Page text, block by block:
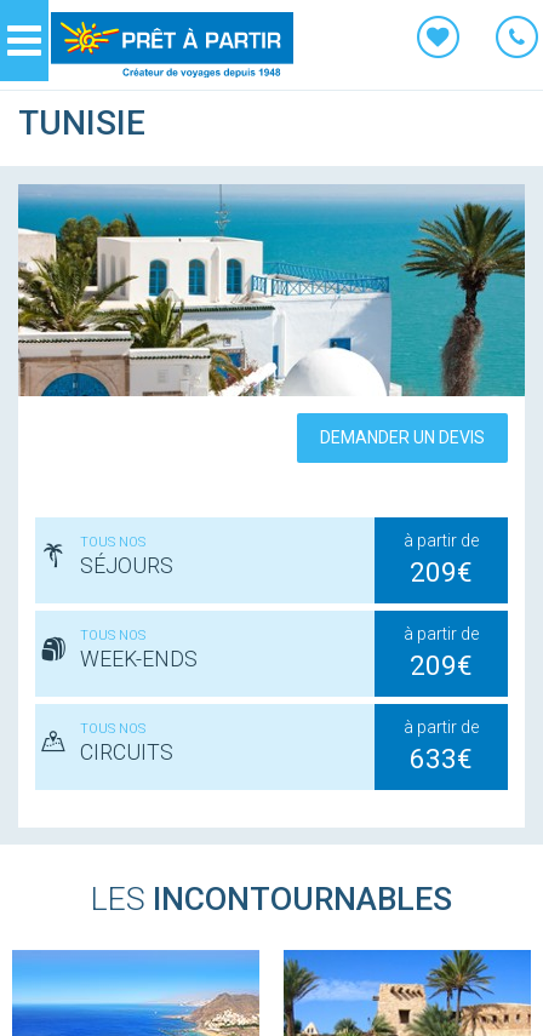
Navigation
TUNISIE
DEMANDER UN DEVIS
TOUS NOS
SÉJOURS
à partir de
209€
TOUS NOS
WEEK-ENDS
à partir de
209€
TOUS NOS
CIRCUITS
à partir de
633€
LES INCONTOURNABLES
Panneau de gestion des cookies